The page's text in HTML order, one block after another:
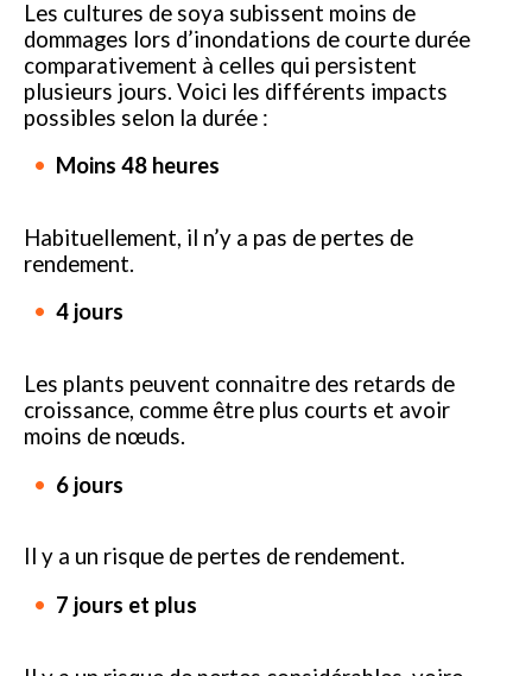
Les cultures de soya subissent moins de
dommages lors d’inondations de courte durée
comparativement à celles qui persistent
plusieurs jours. Voici les différents impacts
possibles selon la durée :
Moins 48 heures
Habituellement, il n’y a pas de pertes de
rendement.
4 jours
Les plants peuvent connaitre des retards de
croissance, comme être plus courts et avoir
moins de nœuds.
6 jours
Il y a un risque de pertes de rendement.
7 jours et plus